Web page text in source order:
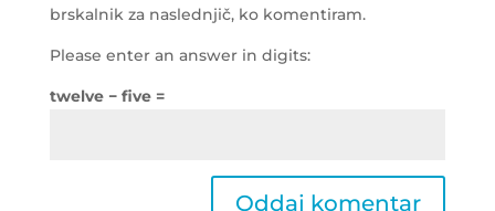
brskalnik za naslednjič, ko komentiram.
Please enter an answer in digits:
twelve − five =